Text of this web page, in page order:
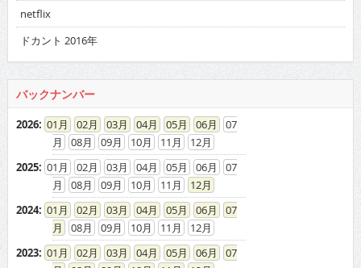
netflix
ドカント 2016年
バックナンバー
01 02 03 04 05 06
07
08
09 10 11
12
01 02 03 04 05 06
07
08
09 10 11
12
01 02 03 04 05 06
07
08
09 10 11
12
01 02 03 04 05 06
07
08
09 10 11
12